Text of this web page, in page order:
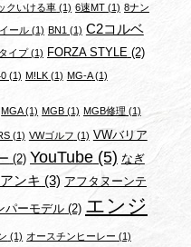
クいける車 (1) 6速MT (1) 8ナン
ール(1) BN1 (1) C2コルベ
イプ(1) FORZA STYLE (2)
(1) M!LK(1) MG-A(1)
MGA(1) MGB (1) MGB修理 (1)
(1) VWゴルフ (1) VWバリア
(2) YouTube(5) なぎ
ンキ (3) アフタヌーンテ
パーモデル (2) エンジ
(1) オースチンヒーレー (1)